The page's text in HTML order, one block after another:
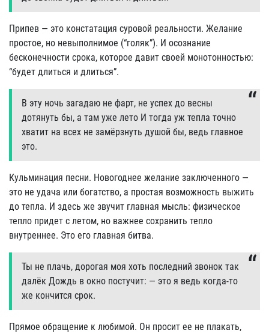
Припев — это констатация суровой реальности. Желание
простое, но невыполнимое (“голяк”). И осознание
бесконечности срока, которое давит своей монотонностью:
“будет длиться и длиться”.
В эту ночь загадаю не фарт, не успех до весны
дотянуть бы, а там уже лето И тогда уж тепла точно
хватит на всех не замёрзнуть душой бы, ведь главное
это.
Кульминация песни. Новогоднее желание заключенного —
это не удача или богатство, а простая возможность выжить
до тепла. И здесь же звучит главная мысль: физическое
тепло придет с летом, но важнее сохранить тепло
внутреннее. Это его главная битва.
Ты не плачь, дорогая моя хоть последний звонок так
далёк Дождь в окно постучит: — это я ведь когда-то
же кончится срок.
Прямое обращение к любимой. Он просит ее не плакать,